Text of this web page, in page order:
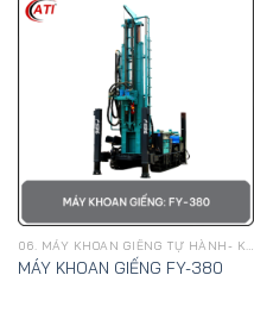
06. MÁY KHOAN GIẾNG TỰ HÀNH- KHOAN ĐẬP HƠI
MÁY KHOAN GIẾNG FY-380